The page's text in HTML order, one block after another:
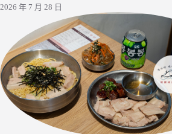
2026 年 7 月 28 日